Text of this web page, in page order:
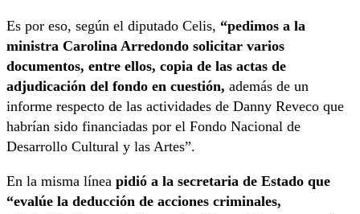
Es por eso, según el diputado Celis, “pedimos a la
ministra Carolina Arredondo solicitar varios
documentos, entre ellos, copia de las actas de
adjudicación del fondo en cuestión, además de un
informe respecto de las actividades de Danny Reveco que
habrían sido financiadas por el Fondo Nacional de
Desarrollo Cultural y las Artes”.
En la misma línea pidió a la secretaria de Estado que
“evalúe la deducción de acciones criminales,